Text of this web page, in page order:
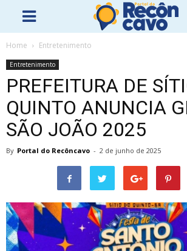
Home Entretenimento
Entretenimento
PREFEITURA DE
QUINTO ANUNCIA
SÃO JOÃO 2025
By Portal do Recôncavo - 2 de junho de 2025